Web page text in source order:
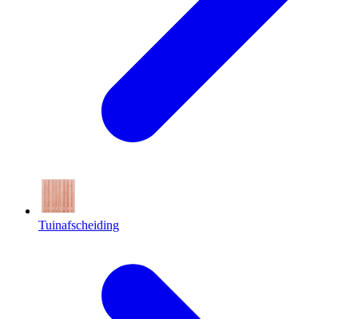
Tuinafscheiding